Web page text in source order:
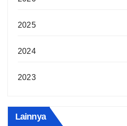
2025
2024
2023
Lainnya